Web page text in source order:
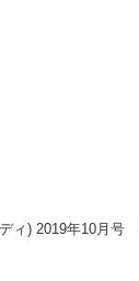
ィ) 2019年10月号